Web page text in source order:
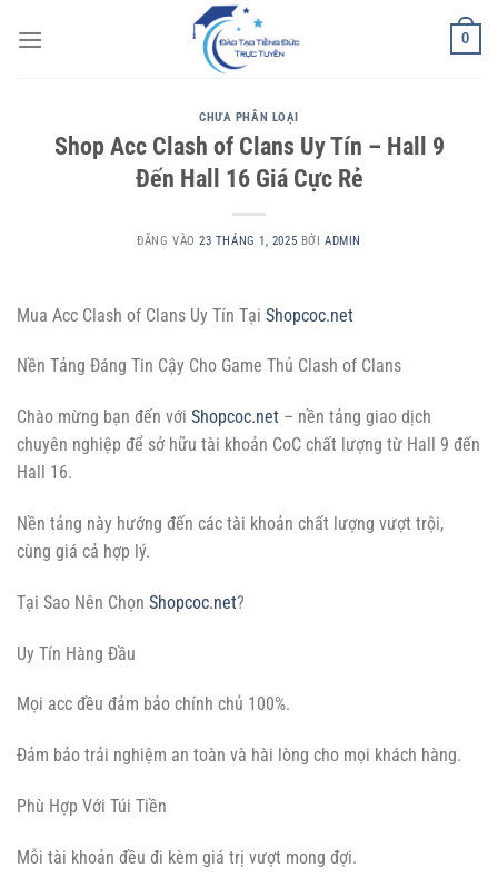
qua
0
CHƯA PHÂN LOẠI
Shop Acc Clash of Clans Uy Tín – Hall 9
Đến Hall 16 Giá Cực Rẻ
ĐĂNG VÀO23 THÁNG 1, 2025 BỞI ADMIN
Mua Acc Clash of Clans Uy Tín Tại Shopcoc.net
Nền Tảng Đáng Tin Cậy Cho Game Thủ Clash of Clans
Chào mừng bạn đến với Shopcoc.net – nền tảng giao dịch
chuyên nghiệp để sở hữu tài khoản CoC chất lượng từ Hall 9 đến
Hall 16.
Nền tảng này hướng đến các tài khoản chất lượng vượt trội,
cùng giá cả hợp lý.
Tại Sao Nên Chọn Shopcoc.net?
Uy Tín Hàng Đầu
Mọi acc đều đảm bảo chính chủ 100%.
Đảm bảo trải nghiệm an toàn và hài lòng cho mọi khách hàng.
Phù Hợp Với Túi Tiền
Mỗi tài khoản đều đi kèm giá trị vượt mong đợi.